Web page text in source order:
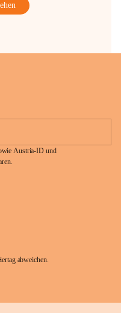
Austria-ID und
abweichen.